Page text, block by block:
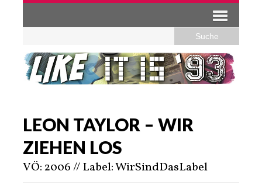
LEON TAYLOR – WIR
ZIEHEN LOS
VÖ: 2006 // Label: WirSindDasLabel